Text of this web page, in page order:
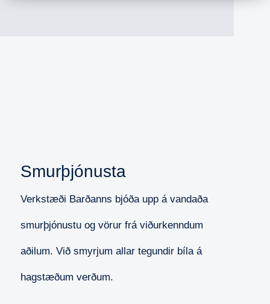
Smurþjónusta
Verkstæði Barðanns bjóða upp á vandaða
smurþjónustu og vörur frá viðurkenndum
aðilum. Við smyrjum allar tegundir bíla á
hagstæðum verðum.